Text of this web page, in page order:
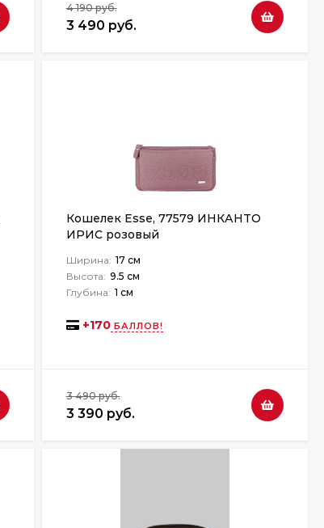
4 190 руб.
3 490 руб.
Кошелек Esse, 77579 ИНКАНТО
ИРИС розовый
Ширина: 17 см
Высота: 9.5 см
Глубина: 1 см
+170БАЛЛОВ!
3 490 руб.
3 390 руб.